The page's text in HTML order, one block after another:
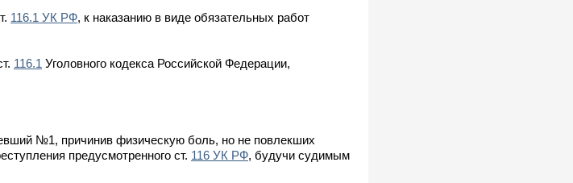
116.1 УК РФ, к наказанию в виде обязательных работ
116.1 Уголовного кодекса Российской Федерации,
№1, причинив физическую боль, но не повлекших
предусмотренного ст. 116 УК РФ, будучи судимым